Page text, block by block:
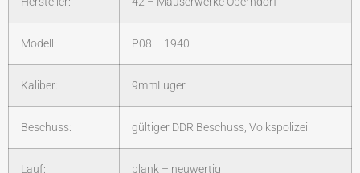
Modell: P08 – 1940
Kaliber: 9mmLuger
Beschuss: gültiger DDR Beschuss, Volkspolizei
Lauf:
blank – neuwertig